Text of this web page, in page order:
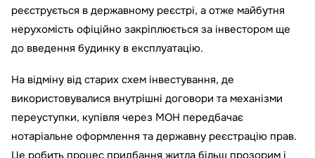
реєструється в державному реєстрі, а отже майбутня
нерухомість офіційно закріплюється за інвестором ще
до введення будинку в експлуатацію.
На відміну від старих схем інвестування, де
використовувалися внутрішні договори та механізми
переуступки, купівля через МОН передбачає
нотаріальне оформлення та державну реєстрацію прав.